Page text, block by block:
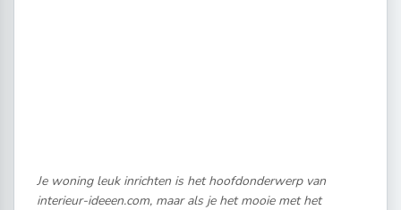
Je woning leuk inrichten is het hoofdonderwerp van
interieur-ideeen.com, maar als je het mooie met het